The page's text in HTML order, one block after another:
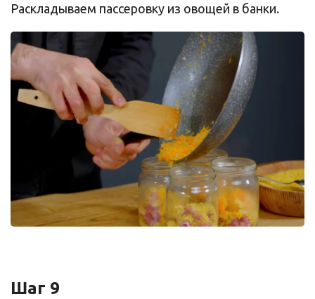
Раскладываем пассеровку из овощей в банки.
Шаг 9